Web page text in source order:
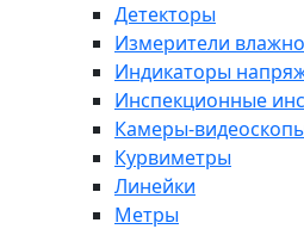
Детекторы
Измерители
Индикаторы
Инспекционные
Камеры-
Курвиметры
Линейки
Метры